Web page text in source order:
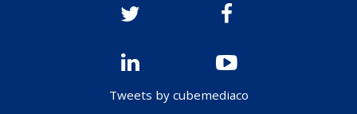
Tweets by cubemediaco